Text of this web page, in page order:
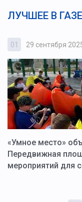
ЛУЧШЕЕ В
01 29 сентября
«Умное место»
Передвижная
мероприятий для